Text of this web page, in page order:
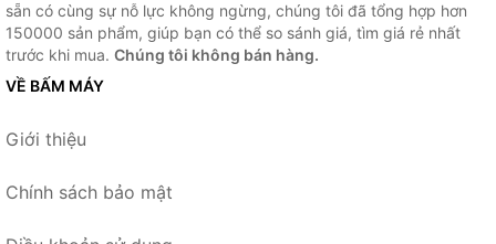
sẵn có cùng sự nỗ lực không ngừng, chúng tôi đã tổng hợp hơn
150000 sản phẩm, giúp bạn có thể so sánh giá, tìm giá rẻ nhất
trước khi mua. Chúng tôi không bán hàng.
VỀ BẤM MÁY
Giới thiệu
Chính sách bảo mật